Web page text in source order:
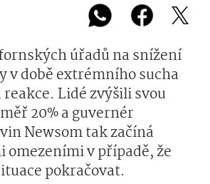
úřadů na snížení
v době extrémního sucha
Lidé zvýšili svou
20% a guvernér
Newsom tak začíná
v případě, že
pokračovat.